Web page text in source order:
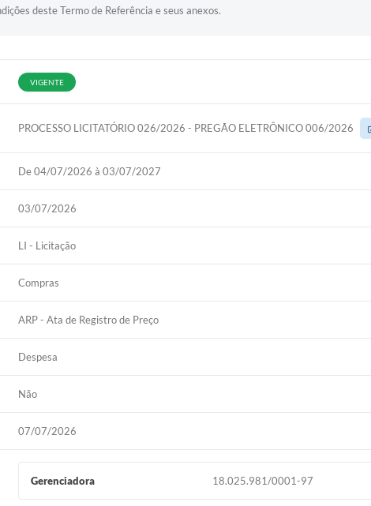
deste Termo de Referência e seus anexos.
VIGENTE
PROCESSO LICITATÓRIO 026/2026 - PREGÃO ELETRÔNICO 006/2026
De 04/07/2026 à 03/07/2027
03/07/2026
LI - Licitação
Compras
ARP - Ata de Registro de Preço
Despesa
Não
07/07/2026
Gerenciadora
18.025.981/0001-97